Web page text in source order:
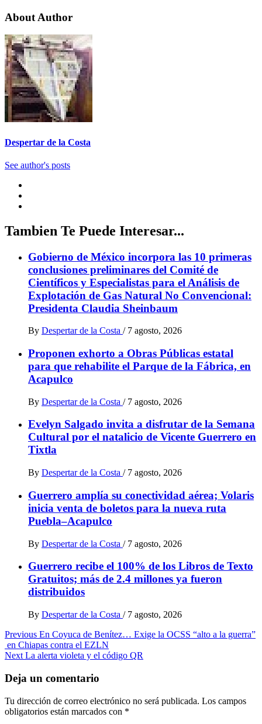
About Author
Despertar de la Costa
See author's posts
Tambien Te Puede Interesar...
Gobierno de México incorpora las 10 primeras
conclusiones preliminares del Comité de
Científicos y Especialistas para el Análisis de
Explotación de Gas Natural No Convencional:
Presidenta Claudia Sheinbaum
By Despertar de la Costa / 7 agosto, 2026
Proponen exhorto a Obras Públicas estatal
para que rehabilite el Parque de la Fábrica, en
Acapulco
By Despertar de la Costa / 7 agosto, 2026
Evelyn Salgado invita a disfrutar de la Semana
Cultural por el natalicio de Vicente Guerrero en
Tixtla
By Despertar de la Costa / 7 agosto, 2026
Guerrero amplía su conectividad aérea; Volaris
inicia venta de boletos para la nueva ruta
Puebla–Acapulco
By Despertar de la Costa / 7 agosto, 2026
Guerrero recibe el 100% de los Libros de Texto
Gratuitos; más de 2.4 millones ya fueron
distribuidos
By Despertar de la Costa / 7 agosto, 2026
Post
navigation
Previous En Coyuca de Benítez… Exige la OCSS “alto a la guerra”
en Chiapas contra el EZLN
Next La alerta violeta y el código QR
Deja un comentario
Tu dirección de correo electrónico no será publicada. Los campos
obligatorios están marcados con *